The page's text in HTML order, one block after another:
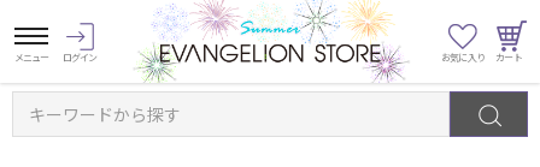
キーワードから探す